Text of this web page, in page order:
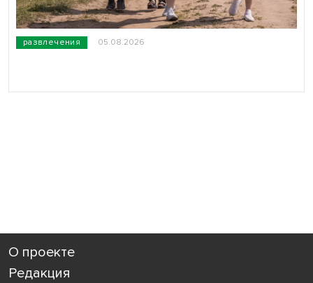
развлечения 05.08.2026
О проекте
Редакция